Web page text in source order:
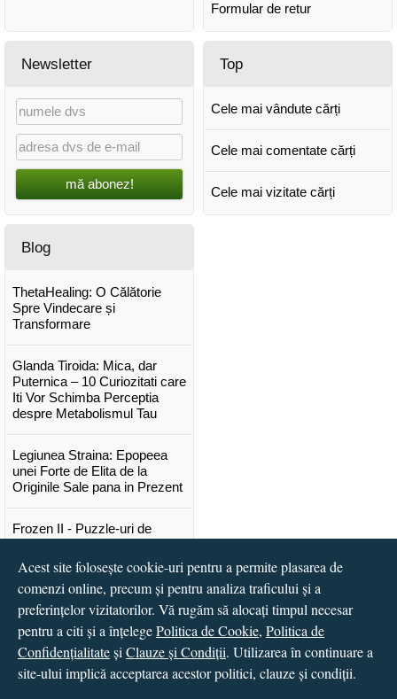
Formular de retur
Newsletter
mă abonez!
Top
Cele mai vândute cărți
Cele mai comentate cărți
Cele mai vizitate cărți
Blog
ThetaHealing: O Călătorie
Spre Vindecare și
Transformare
Glanda Tiroida: Mica, dar
Puternica – 10 Curiozitati care
Iti Vor Schimba Perceptia
despre Metabolismul Tau
Legiunea Straina: Epopeea
unei Forte de Elita de la
Originile Sale pana in Prezent
Frozen II - Puzzle-uri de
Lansare "Portocalele verzi" de
Vitali Cipileaga
...toate știrile
© 2016 - 2026S.C. CCN Books SRL
Acest site folosește cookie-uri pentru a permite plasarea de
comenzi online, precum și pentru analiza traficului și a
preferințelor vizitatorilor. Vă rugăm să alocați timpul necesar
pentru a citi și a înțelegePolitica de Cookie, Politica de
Confidențialitateși Clauze și Condiții. Utilizarea în continuare a
site-ului implică acceptarea acestor politici, clauze și condiții.